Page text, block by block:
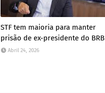
STF tem maioria para manter
prisão de ex-presidente do BRB
Abril 24, 2026